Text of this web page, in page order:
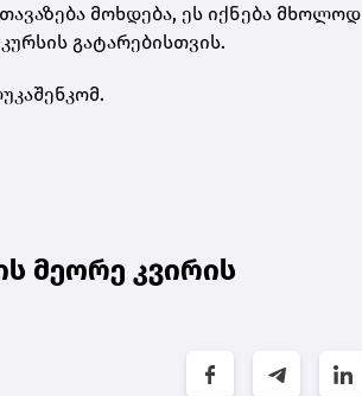
მოხდება, ეს იქნება მხოლოდ
გატარებისთვის.
მეორე კვირის